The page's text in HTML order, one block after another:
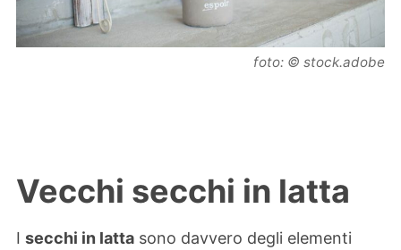
foto: © stock.adobe
Vecchi secchi in latta
I secchi in latta sono davvero degli elementi